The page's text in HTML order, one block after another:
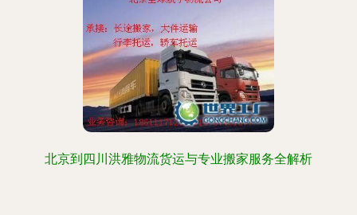
北京到四川洪雅物流货运与专业搬家服务全解析